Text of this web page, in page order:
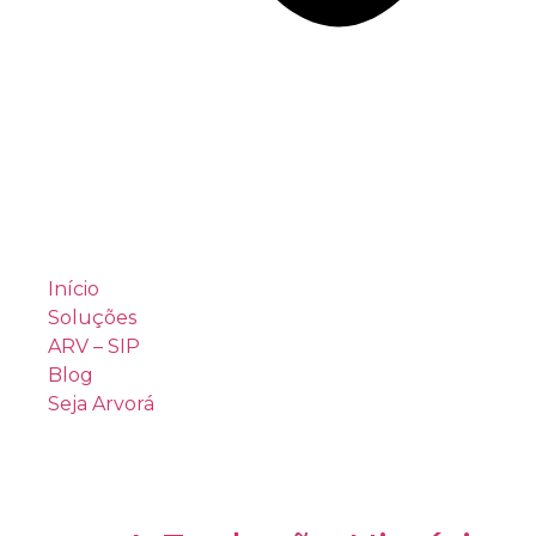
Início
Soluções
ARV – SIP
Blog
Seja Arvorá